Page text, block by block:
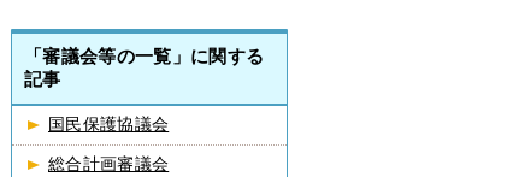
「審議会等の一覧」に関する
記事
国民保護協議会
総合計画審議会